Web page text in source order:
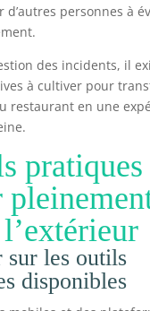
d’autres personnes à
des incidents, il
à cultiver pour
restaurant en une
sur les outils
disponibles